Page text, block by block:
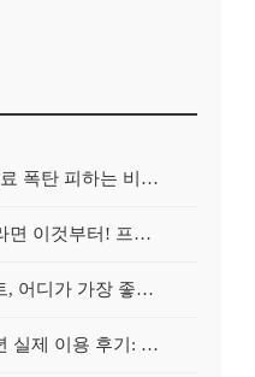
2026년 실비보험 갱신, 보험료 폭탄 피하는 비교사이트의 비밀
2026년 실비보험, 1인 가구라면 이것부터! 프리랜서를 위한 비교사이트 활용 가이드
2026년 실비보험 비교사이트, 어디가 가장 좋을까? Top 3 업체 전격 분석
실비보험 비교사이트 2026년 실제 이용 후기: 저렴하게 가입 성공한 비법 공개